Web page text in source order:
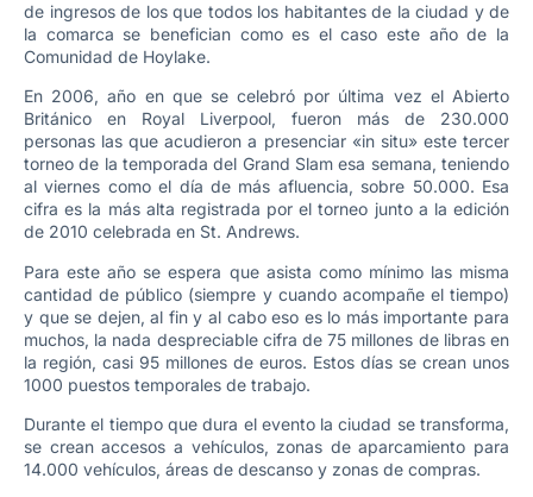
de ingresos de los que todos los habitantes de la ciudad y de
la comarca se benefician como es el caso este año de la
Comunidad de Hoylake.
En 2006, año en que se celebró por última vez el Abierto
Británico en Royal Liverpool, fueron más de 230.000
personas las que acudieron a presenciar «in situ» este tercer
torneo de la temporada del Grand Slam esa semana, teniendo
al viernes como el día de más afluencia, sobre 50.000. Esa
cifra es la más alta registrada por el torneo junto a la edición
de 2010 celebrada en St. Andrews.
Para este año se espera que asista como mínimo las misma
cantidad de público (siempre y cuando acompañe el tiempo)
y que se dejen, al fin y al cabo eso es lo más importante para
muchos, la nada despreciable cifra de 75 millones de libras en
la región, casi 95 millones de euros. Estos días se crean unos
1000 puestos temporales de trabajo.
Durante el tiempo que dura el evento la ciudad se transforma,
se crean accesos a vehículos, zonas de aparcamiento para
14.000 vehículos, áreas de descanso y zonas de compras.